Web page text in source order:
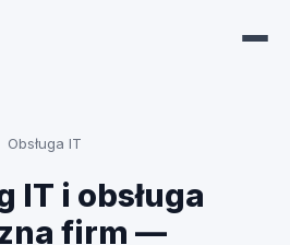
Obsługa IT
IT i obsługa
firm —